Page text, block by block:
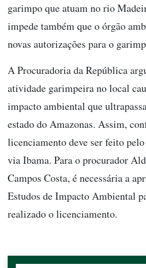
garimpo que atuam no rio
impede também que o órgão
novas autorizações para o
A Procuradoria da República
atividade garimpeira no local
impacto ambiental que
estado do Amazonas. Assim,
licenciamento deve ser feito
via Ibama. Para o procurador
Campos Costa, é necessária a
Estudos de Impacto Ambiental
realizado o licenciamento.